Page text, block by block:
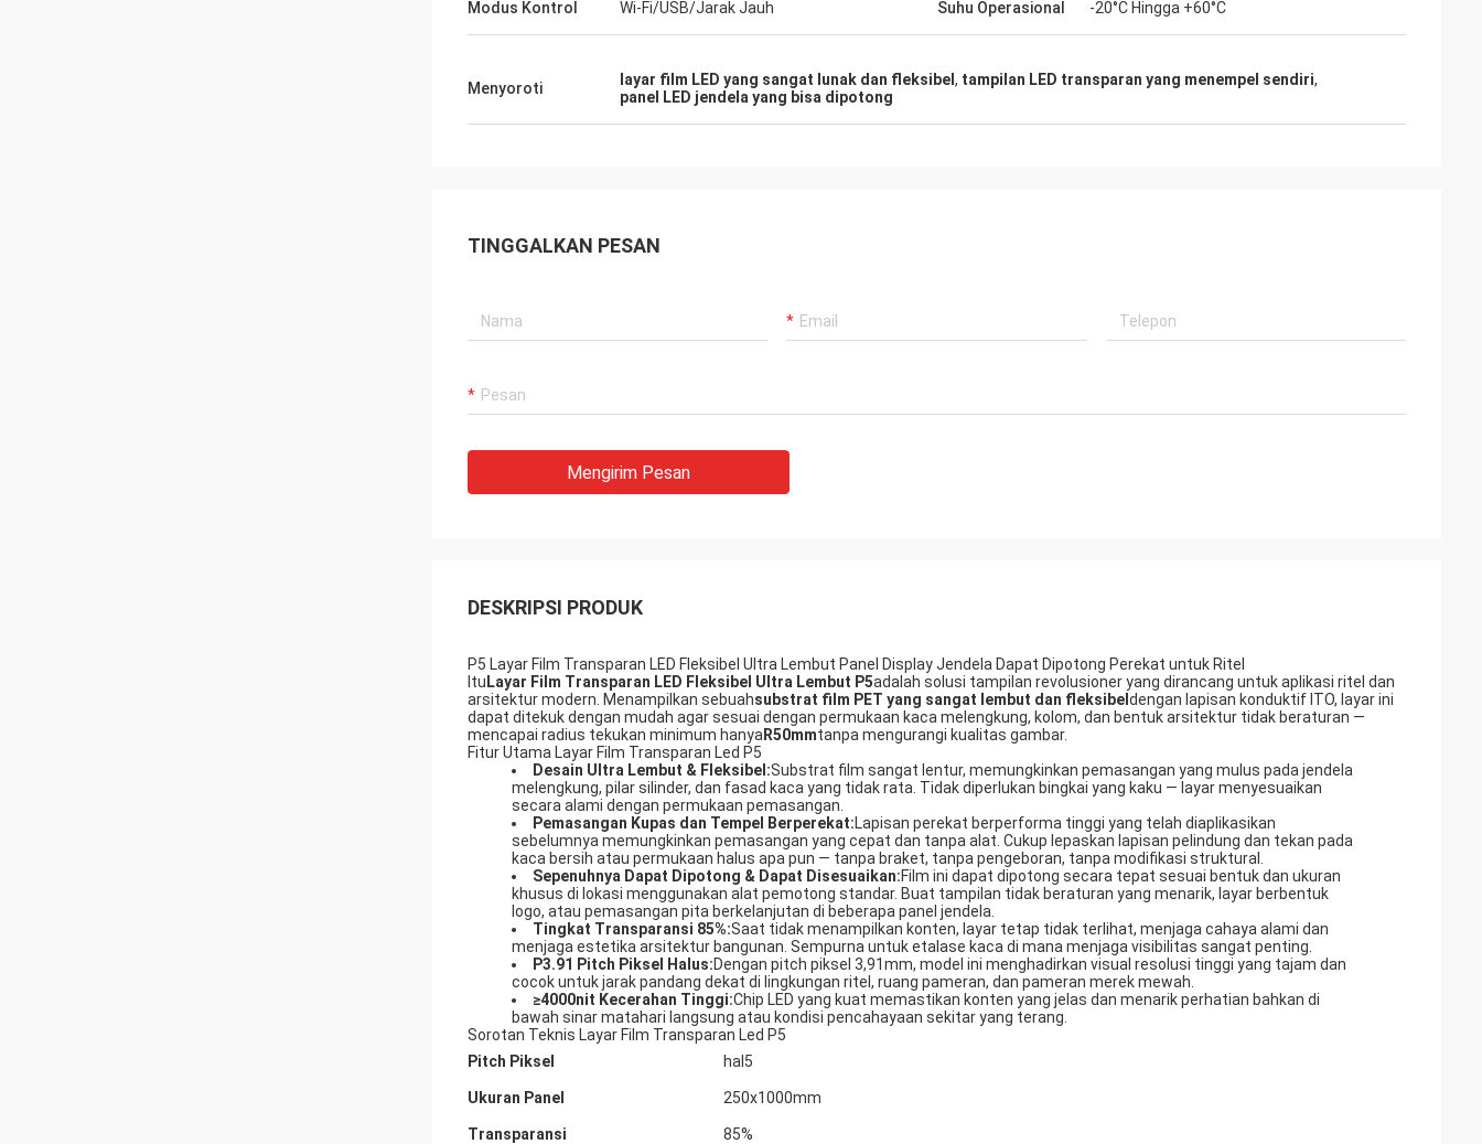
Modus Kontrol Wi-Fi/USB/Jarak Jauh Suhu Operasional -20°C Hingga +60°C
Menyoroti layar film LED yang sangat lunak dan fleksibel , tampilan LED transparan yang menempel sendiri,
panel LED jendela yang bisa dipotong
TINGGALKAN PESAN
Mengirim Pesan
DESKRIPSI PRODUK
P5 Layar Film Transparan LED Fleksibel Ultra Lembut Panel Display Jendela Dapat Dipotong Perekat untuk Ritel
Itu Layar Film Transparan LED Fleksibel Ultra Lembut P5adalah solusi tampilan revolusioner yang dirancang untuk aplikasi ritel dan
arsitektur modern. Menampilkan sebuahsubstrat film PET yang sangat lembut dan fleksibel dengan lapisan konduktif ITO, layar ini
dapat ditekuk dengan mudah agar sesuai dengan permukaan kaca melengkung, kolom, dan bentuk arsitektur tidak beraturan —
mencapai radius tekukan minimum hanya R50mmtanpa mengurangi kualitas gambar.
Fitur Utama Layar Film Transparan Led P5
Desain Ultra Lembut & Fleksibel:Substrat film sangat lentur, memungkinkan pemasangan yang mulus pada jendela
melengkung, pilar silinder, dan fasad kaca yang tidak rata. Tidak diperlukan bingkai yang kaku — layar menyesuaikan
secara alami dengan permukaan pemasangan.
Pemasangan Kupas dan Tempel Berperekat:Lapisan perekat berperforma tinggi yang telah diaplikasikan
sebelumnya memungkinkan pemasangan yang cepat dan tanpa alat. Cukup lepaskan lapisan pelindung dan tekan pada
kaca bersih atau permukaan halus apa pun — tanpa braket, tanpa pengeboran, tanpa modifikasi struktural.
Sepenuhnya Dapat Dipotong & Dapat Disesuaikan:Film ini dapat dipotong secara tepat sesuai bentuk dan ukuran
khusus di lokasi menggunakan alat pemotong standar. Buat tampilan tidak beraturan yang menarik, layar berbentuk
logo, atau pemasangan pita berkelanjutan di beberapa panel jendela.
Tingkat Transparansi 85%:Saat tidak menampilkan konten, layar tetap tidak terlihat, menjaga cahaya alami dan
menjaga estetika arsitektur bangunan. Sempurna untuk etalase kaca di mana menjaga visibilitas sangat penting.
P3.91 Pitch Piksel Halus:Dengan pitch piksel 3,91mm, model ini menghadirkan visual resolusi tinggi yang tajam dan
cocok untuk jarak pandang dekat di lingkungan ritel, ruang pameran, dan pameran merek mewah.
≥4000nit Kecerahan Tinggi:Chip LED yang kuat memastikan konten yang jelas dan menarik perhatian bahkan di
bawah sinar matahari langsung atau kondisi pencahayaan sekitar yang terang.
Sorotan Teknis Layar Film Transparan Led P5
Pitch Piksel
hal5
Ukuran Panel 250x1000mm
Transparansi 85%